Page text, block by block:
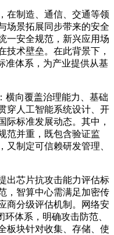
在制造、通信、交通等领
场景拓展同步带来的安全
一安全规范，新兴应用场
技术壁垒。在此背景下，
准体系，为产业提供从基
横向覆盖治理能力、基础
穿人工智能系统设计、开
际标准发展动态。其中，
范并重，既包含验证监
又制定可信赖研发管理、
出芯片抗攻击能力评估标
，智算中心需满足加密传
商分级评估机制。网络安
体系，明确攻击防范、
板块针对收集、存储、使